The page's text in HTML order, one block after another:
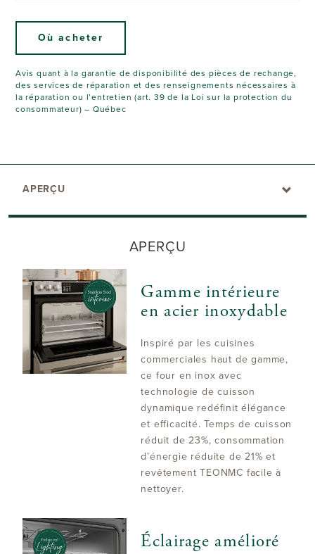
Où acheter
Avis quant à la garantie de disponibilité des pièces de rechange,
des services de réparation et des renseignements nécessaires à
la réparation ou l’entretien (art. 39 de la Loi sur la protection du
consommateur) – Québec
APERÇU
APERÇU
Gamme intérieure
en acier inoxydable
Inspiré par les cuisines
commerciales haut de gamme,
ce four en inox avec
technologie de cuisson
dynamique redéfinit élégance
et efficacité. Temps de cuisson
réduit de 23%, consommation
d’énergie réduite de 21% et
revêtement TEONMC facile à
nettoyer.
Éclairage amélioré